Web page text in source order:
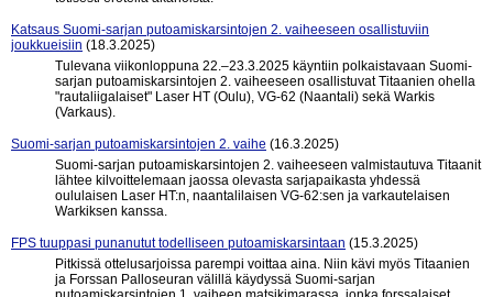
Katsaus Suomi-sarjan putoamiskarsintojen 2. vaiheeseen osallistuviin
joukkueisiin (18.3.2025)
Tulevana viikonloppuna 22.–23.3.2025 käyntiin polkaistavaan Suomi-
sarjan putoamiskarsintojen 2. vaiheeseen osallistuvat Titaanien ohella
"rautaliigalaiset" Laser HT (Oulu), VG-62 (Naantali) sekä Warkis
(Varkaus).
Suomi-sarjan putoamiskarsintojen 2. vaihe (16.3.2025)
Suomi-sarjan putoamiskarsintojen 2. vaiheeseen valmistautuva Titaanit
lähtee kilvoittelemaan jaossa olevasta sarjapaikasta yhdessä
oululaisen Laser HT:n, naantalilaisen VG-62:sen ja varkautelaisen
Warkiksen kanssa.
FPS tuuppasi punanutut todelliseen putoamiskarsintaan (15.3.2025)
Pitkissä ottelusarjoissa parempi voittaa aina. Niin kävi myös Titaanien
ja Forssan Palloseuran välillä käydyssä Suomi-sarjan